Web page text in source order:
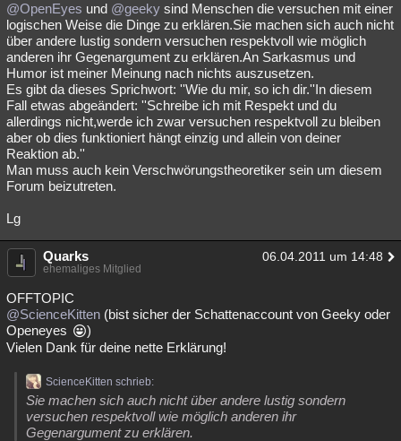
@OpenEyes und @geeky sind Menschen die versuchen mit einer
logischen Weise die Dinge zu erklären.Sie machen sich auch nicht
über andere lustig sondern versuchen respektvoll wie möglich
anderen ihr Gegenargument zu erklären.An Sarkasmus und
Humor ist meiner Meinung nach nichts auszusetzen.
Es gibt da dieses Sprichwort: ''Wie du mir, so ich dir.''In diesem
Fall etwas abgeändert: ''Schreibe ich mit Respekt und du
allerdings nicht,werde ich zwar versuchen respektvoll zu bleiben
aber ob dies funktioniert hängt einzig und allein von deiner
Reaktion ab.''
Man muss auch kein Verschwörungstheoretiker sein um diesem
Forum beizutreten.
Lg
Quarks 06.04.2011 um 14:48
ehemaliges Mitglied
OFFTOPIC
@ScienceKitten (bist sicher der Schattenaccount von Geeky oder
Openeyes
)
Vielen Dank für deine nette Erklärung!
ScienceKitten schrieb:
Sie machen sich auch nicht über andere lustig sondern
versuchen respektvoll wie möglich anderen ihr
Gegenargument zu erklären.